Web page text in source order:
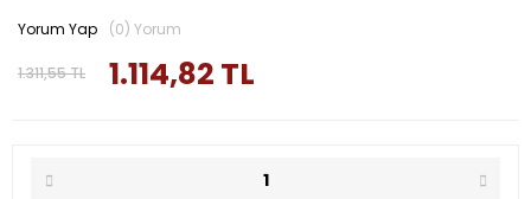
1.311,55 TL 1.114,82 TL
Yorum Yap (0) Yorum